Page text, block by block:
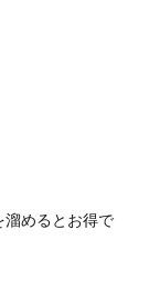
溜めるとお得で